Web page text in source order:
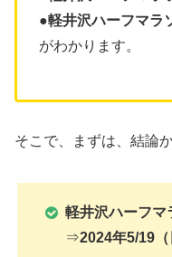
●軽井沢ハーフマラ
がわかります。
そこで、まずは、結論か
軽井沢ハーフマ
⇒2024年5/19